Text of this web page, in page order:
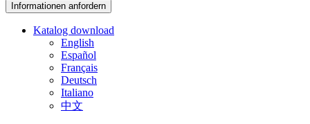
Informationen anfordern
Katalog download
English
Español
Français
Deutsch
Italiano
中文